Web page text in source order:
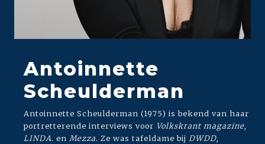
Antoinnette
Scheulderman
Antoinnette Scheulderman (1975) is bekend van haar
portretterende interviews voor Volkskrant magazine
LINDA. en Mezza. Ze was tafeldame bij DWDD